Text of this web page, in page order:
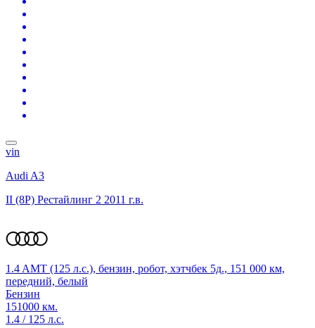
vin
Audi A3
II (8P) Рестайлинг 2 2011 г.в.
1.4 AMT (125 л.с.), бензин, робот, хэтчбек 5д., 151 000 км,
передний, белый
Бензин
151000 км.
1.4 / 125 л.с.